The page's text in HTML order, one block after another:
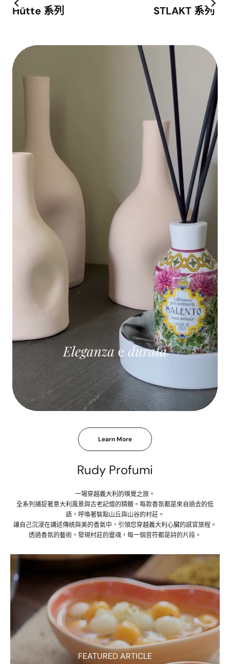
Hütte 系列 STLAKT 系列
Rudy Profumi
一場穿越義大利的嗅覺之旅。
全系列捕捉著意大利風景與古老記憶的精髓。每款香氛都是來自過去的低
語，呼喚著裝點山丘與山谷的村莊。
讓自己沉浸在講述傳統與美的香氣中，引領您穿越義大利心臟的感官旅程。
透過香氛的藝術，發現村莊的靈魂，每一個音符都是詩的片段。
Learn More
FEATURED ARTICLE